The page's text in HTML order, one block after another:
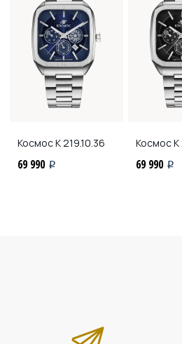
КосмосK 219.10.36
69 990 i
КосмосK
69 990 i